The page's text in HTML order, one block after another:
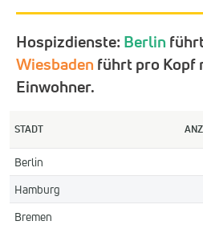
Hospizdienste: Berlin
Wiesbaden führt pro Kopf
Einwohner.
STADT
Berlin
Hamburg
Bremen